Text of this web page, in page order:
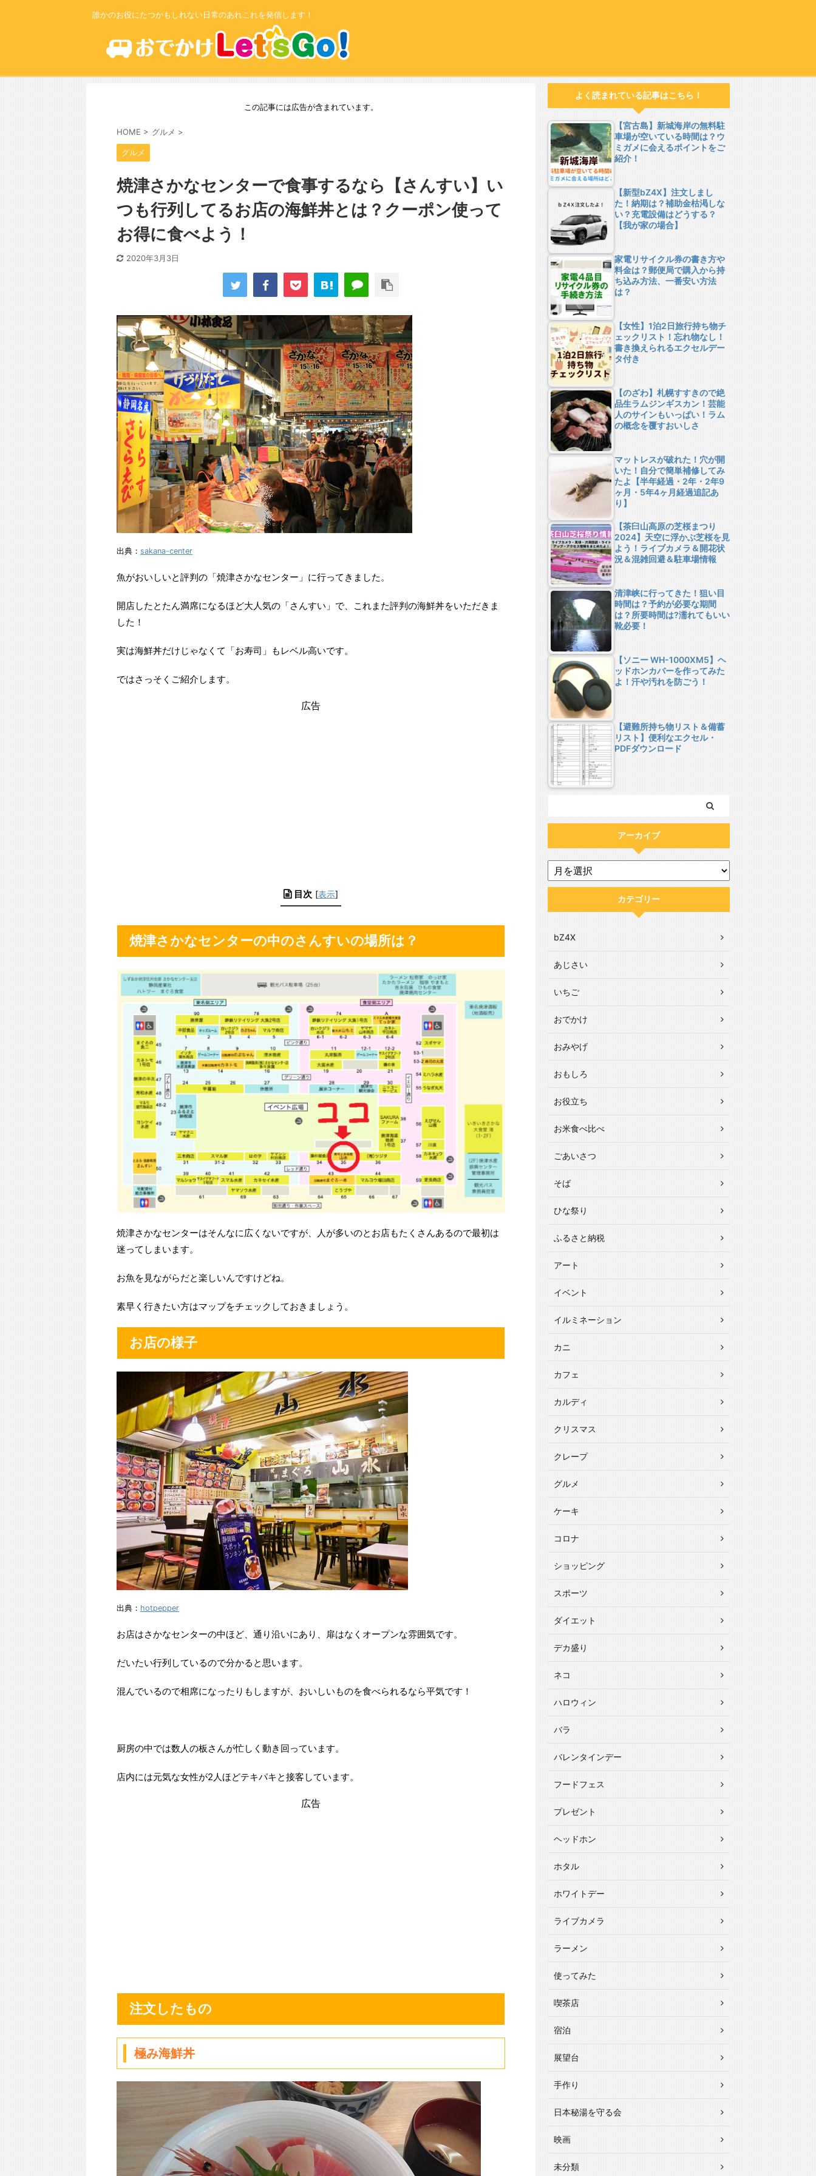
誰かのお役にたつかもしれない日常のあれこれを発信します！
この記事には広告が含まれています。
HOME > グルメ >
グルメ
焼津さかなセンターで食事するなら【さんすい】い
つも行列してるお店の海鮮丼とは？クーポン使って
お得に食べよう！
2020年3月3日
出典： sakana-center
魚がおいしいと評判の「焼津さかなセンター」に行ってきました。
開店したとたん満席になるほど大人気の「さんすい」で、これまた評判の海鮮丼をいただきま
した！
実は海鮮丼だけじゃなくて「お寿司」もレベル高いです。
ではさっそくご紹介します。
広告
目次 [表示]
焼津さかなセンターの中のさんすいの場所は？
焼津さかなセンターはそんなに広くないですが、人が多いのとお店もたくさんあるので最初は
迷ってしまいます。
お魚を見ながらだと楽しいんですけどね。
素早く行きたい方はマップをチェックしておきましょう。
お店の様子
出典： hotpepper
お店はさかなセンターの中ほど、通り沿いにあり、扉はなくオープンな雰囲気です。
だいたい行列しているので分かると思います。
混んでいるので相席になったりもしますが、おいしいものを食べられるなら平気です！
厨房の中では数人の板さんが忙しく動き回っています。
店内には元気な女性が2人ほどテキパキと接客しています。
広告
注文したもの
極み海鮮丼
よく読まれている記事はこちら！
【宮古島】新城海岸の無料駐
車場が空いている時間は？ウ
ミガメに会えるポイントをご
紹介！
【新型bZ4X】注文しまし
た！納期は？補助金枯渇しな
い？充電設備はどうする？
【我が家の場合】
家電リサイクル券の書き方や
料金は？郵便局で購入から持
ち込み方法、一番安い方法
は？
【女性】1泊2日旅行持ち物チ
ェックリスト！忘れ物なし！
書き換えられるエクセルデー
タ付き
【のざわ】札幌すすきので絶
品生ラムジンギスカン！芸能
人のサインもいっぱい！ラム
の概念を覆すおいしさ
マットレスが破れた！穴が開
いた！自分で簡単補修してみ
たよ【半年経過・2年・2年9
ヶ月・5年4ヶ月経過追記あ
り】
【茶臼山高原の芝桜まつり
2024】天空に浮かぶ芝桜を見
よう！ライブカメラ＆開花状
況＆混雑回避＆駐車場情報
清津峡に行ってきた！狙い目
時間は？予約が必要な期間
は？所要時間は?濡れてもいい
靴必要！
【ソニー WH-1000XM5】ヘ
ッドホンカバーを作ってみた
よ！汗や汚れを防ごう！
【避難所持ち物リスト＆備蓄
リスト】便利なエクセル・
PDFダウンロード
アーカイブ
カテゴリー
bZ4X
あじさい
いちご
おでかけ
おみやげ
おもしろ
お役立ち
お米食べ比べ
ごあいさつ
そば
ひな祭り
ふるさと納税
アート
イベント
イルミネーション
カニ
カフェ
カルディ
クリスマス
クレープ
グルメ
ケーキ
コロナ
ショッピング
スポーツ
ダイエット
デカ盛り
ネコ
ハロウィン
バラ
バレンタインデー
フードフェス
プレゼント
ヘッドホン
ホタル
ホワイトデー
ライブカメラ
ラーメン
使ってみた
喫茶店
宿泊
展望台
手作り
日本秘湯を守る会
映画
未分類